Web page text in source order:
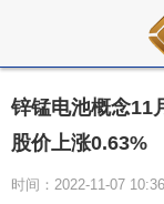
锌锰电池概念11
股价上涨0.63%
时间：2022-11-07